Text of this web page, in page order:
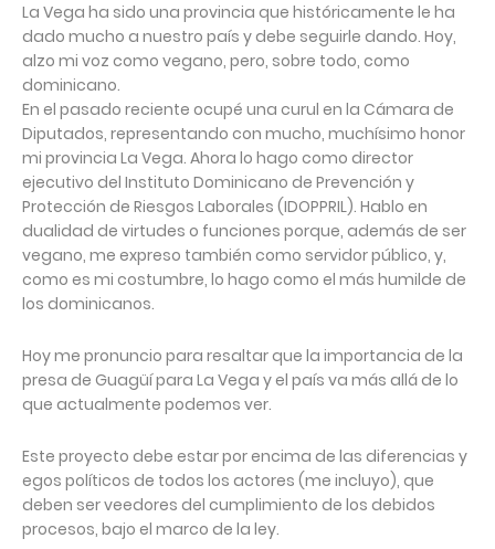
La Vega ha sido una provincia que históricamente le ha
dado mucho a nuestro país y debe seguirle dando. Hoy,
alzo mi voz como vegano, pero, sobre todo, como
dominicano.
En el pasado reciente ocupé una curul en la Cámara de
Diputados, representando con mucho, muchísimo honor
mi provincia La Vega. Ahora lo hago como director
ejecutivo del Instituto Dominicano de Prevención y
Protección de Riesgos Laborales (IDOPPRIL). Hablo en
dualidad de virtudes o funciones porque, además de ser
vegano, me expreso también como servidor público, y,
como es mi costumbre, lo hago como el más humilde de
los dominicanos.
Hoy me pronuncio para resaltar que la importancia de la
presa de Guagüí para La Vega y el país va más allá de lo
que actualmente podemos ver.
Este proyecto debe estar por encima de las diferencias y
egos políticos de todos los actores (me incluyo), que
deben ser veedores del cumplimiento de los debidos
procesos, bajo el marco de la ley.